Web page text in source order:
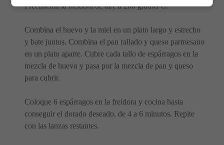
Precalienta la freidora de aire a 200 grados C.
Combina el huevo y la miel en un plato largo y estrecho
y bate juntos. Combina el pan rallado y queso parmesano
en un plato aparte. Cubre cada tallo de espárragos en la
mezcla de huevo y pasa por la mezcla de pan y queso
para cubrir.
Coloque 6 espárragos en la freidora y cocina hasta
conseguir el dorado deseado, de 4 a 6 minutos. Repite
con las lanzas restantes.